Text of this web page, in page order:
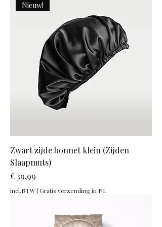
Nieuw!
Zwart zijde bonnet klein (Zijden
Slaapmuts)
Prijs
€ 39,99
incl.BTW| Gratis verzending in NL